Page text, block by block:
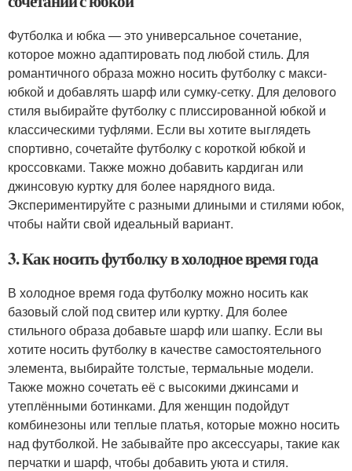
Футболка и юбка — это универсальное сочетание,
которое можно адаптировать под любой стиль. Для
романтичного образа можно носить футболку с макси-
юбкой и добавлять шарф или сумку-сетку. Для делового
стиля выбирайте футболку с плиссированной юбкой и
классическими туфлями. Если вы хотите выглядеть
спортивно, сочетайте футболку с короткой юбкой и
кроссовками. Также можно добавить кардиган или
джинсовую куртку для более нарядного вида.
Экспериментируйте с разными длиными и стилями юбок,
чтобы найти свой идеальный вариант.
3. Как носить футболку в холодное время года
В холодное время года футболку можно носить как
базовый слой под свитер или куртку. Для более
стильного образа добавьте шарф или шапку. Если вы
хотите носить футболку в качестве самостоятельного
элемента, выбирайте толстые, термальные модели.
Также можно сочетать её с высокими джинсами и
утеплёнными ботинками. Для женщин подойдут
комбинезоны или теплые платья, которые можно носить
над футболкой. Не забывайте про аксессуары, такие как
перчатки и шарф, чтобы добавить уюта и стиля.